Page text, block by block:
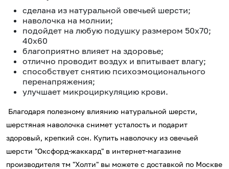
сделана из натуральной овечьей шерсти;
наволочка на молнии;
подойдет на любую подушку размером 50х70;
40х60
благоприятно влияет на здоровье;
отлично проводит воздух и впитывает влагу;
способствует снятию психоэмоционального
перенапряжения;
улучшает микроциркуляцию крови.
Благодаря полезному влиянию натуральной шерсти,
шерстяная наволочка снимет усталость и подарит
здоровый, крепкий сон. Купить наволочку из овечьей
шерсти "Оксфорд-жаккард" в интернет-магазине
производителя тм "Холти" вы можете с доставкой по Москве